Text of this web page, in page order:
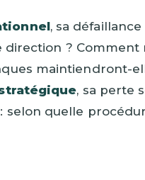
, sa
direction ?
maintiendront-
, sa perte
selon quelle